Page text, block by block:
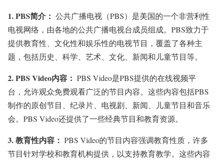
1. PBS简介： 公共广播电视（PBS）是美国的一个非营利性
电视网络，由各地的公共广播电视台成员组成。PBS致力于
提供教育性、文化性和娱乐性的电视节目，覆盖了各种主
题，包括历史、科学、艺术、文化、新闻和儿童节目等。
2. PBS Video内容： PBS Video是PBS提供的在线视频平
台，允许观众免费观看广泛的节目内容。这些内容包括PBS
制作的原创节目、纪录片、电视剧、新闻、儿童节目和音乐
会。PBS Video还提供了一些经典节目和教育资源。
3.教育性内容： PBS Video的节目内容强调教育性质，许多
节目针对学校和教育机构提供，以支持教育教学。这些内容